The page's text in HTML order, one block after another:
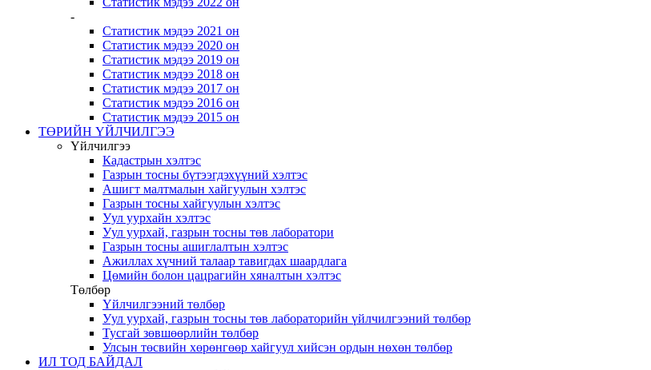
-
Статистик мэдээ 2021 он
Статистик мэдээ 2020 он
Статистик мэдээ 2019 он
Статистик мэдээ 2018 он
Статистик мэдээ 2017 он
Статистик мэдээ 2016 он
Статистик мэдээ 2015 он
ТӨРИЙН ҮЙЛЧИЛГЭЭ
Үйлчилгээ
Кадастрын хэлтэс
Газрын тосны бүтээгдэхүүний хэлтэс
Ашигт малтмалын хайгуулын хэлтэс
Газрын тосны хайгуулын хэлтэс
Уул уурхайн хэлтэс
Уул уурхай, газрын тосны төв лаборатори
Газрын тосны ашиглалтын хэлтэс
Ажиллах хүчний талаар тавигдах шаардлага
Цөмийн болон цацрагийн хяналтын хэлтэс
Төлбөр
Үйлчилгээний төлбөр
Уул уурхай, газрын тосны төв лабораторийн үйлчилгээний төлбөр
Тусгай зөвшөөрлийн төлбөр
Улсын төсвийн хөрөнгөөр хайгуул хийсэн ордын нөхөн төлбөр
ИЛ ТОД БАЙДАЛ